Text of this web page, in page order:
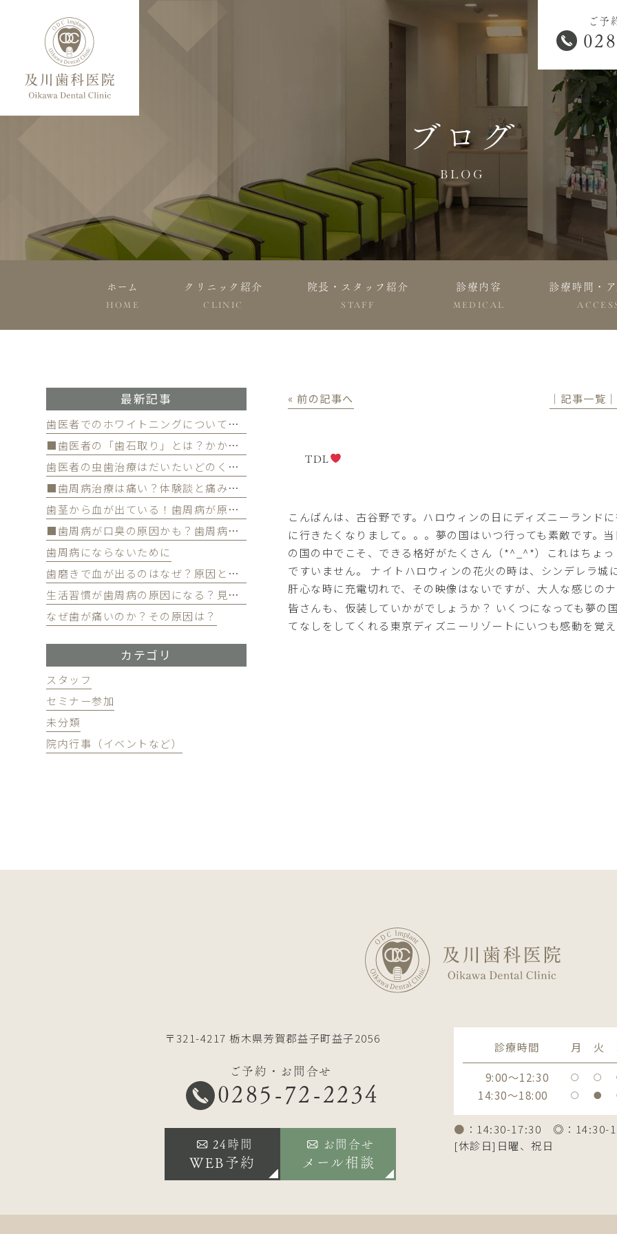
ご予
ブログ
BLOG
ホーム
HOME
クリニック紹介
CLINIC
院長・スタッフ紹介
STAFF
診療内容
MEDICAL
診療時間・
« 前の記事へ │記事一覧│
TDL
こんばんは、古谷野です。ハロウィンの日にディズニーランド
に行きたくなりまして。。。夢の国はいつ行っても素敵です。
の国の中でこそ、できる格好がたくさん（*^_^*）これはちょ
ですいません。 ナイトハロウィンの花火の時は、シンデレラ
肝心な時に充電切れで、その映像はないですが、大人な感じの
皆さんも、仮装していかがでしょうか？ いくつになっても夢
てなしをしてくれる東京ディズニーリゾートにいつも感動を覚
最新記事
歯医者でのホワイトニングについて徹底解
■歯医者の「歯石取り」とは？かかる費用について
歯医者の虫歯治療はだいたいどのくらい期間かかる？
■歯周病治療は痛い？体験談と痛みを軽減する方法
歯茎から血が出ている！歯周病が原因かも
■歯周病が口臭の原因かも？歯周病と口臭の関係について
歯周病にならないために
歯磨きで血が出るのはなぜ？原因と対策を解説
生活習慣が歯周病の原因になる？見直すべき習慣とは？
なぜ歯が痛いのか？その原因は？
カテゴリ
スタッフ
セミナー参加
未分類
院内行事（イベントなど）
〒321-4217 栃木県芳賀郡益子町益子2056
ご予約・お問合せ
0285-72-2234
24時間
WEB予約
お問合せ
メール相談
診療時間 月 火
9:00～12:30
〇 〇
14:30～18:00 〇 ●
● ：14:30-17:30 ◎：14:30-
[休診日]日曜、祝日